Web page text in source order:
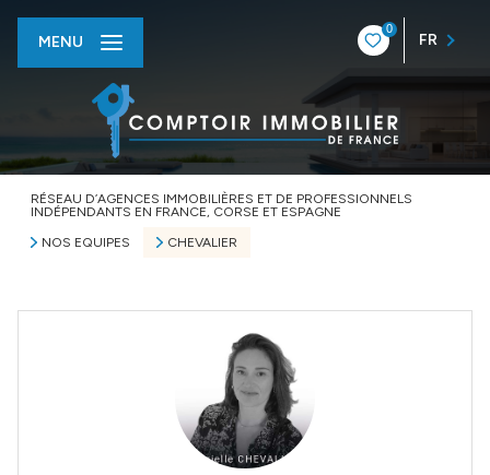
0
FR
MENU
RÉSEAU D’AGENCES IMMOBILIÈRES ET DE PROFESSIONNELS
INDÉPENDANTS EN FRANCE, CORSE ET ESPAGNE
NOS EQUIPES
CHEVALIER